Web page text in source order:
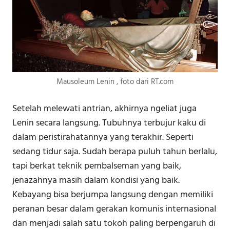
Mausoleum Lenin , foto dari RT.com
Setelah melewati antrian, akhirnya ngeliat juga
Lenin secara langsung. Tubuhnya terbujur kaku di
dalam peristirahatannya yang terakhir. Seperti
sedang tidur saja. Sudah berapa puluh tahun berlalu,
tapi berkat teknik pembalseman yang baik,
jenazahnya masih dalam kondisi yang baik.
Kebayang bisa berjumpa langsung dengan memiliki
peranan besar dalam gerakan komunis internasional
dan menjadi salah satu tokoh paling berpengaruh di